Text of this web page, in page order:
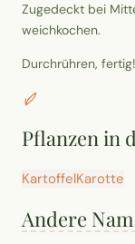
Zugedeckt bei
weichkochen.
Durchrühren, fertig!
Pflanzen in
KartoffelKarotte
Andere